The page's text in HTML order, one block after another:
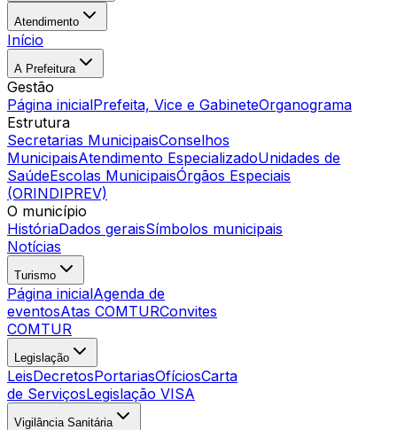
Atendimento
Início
A Prefeitura
Gestão
Página inicialPrefeita, Vice e GabineteOrganograma
Estrutura
Secretarias MunicipaisConselhos
MunicipaisAtendimento EspecializadoUnidades de
SaúdeEscolas MunicipaisÓrgãos Especiais
(ORINDIPREV)
O município
HistóriaDados geraisSímbolos municipais
Notícias
Turismo
Página inicialAgenda de
eventosAtas COMTURConvites
COMTUR
Legislação
LeisDecretosPortariasOfíciosCarta
de ServiçosLegislação VISA
Vigilância Sanitária